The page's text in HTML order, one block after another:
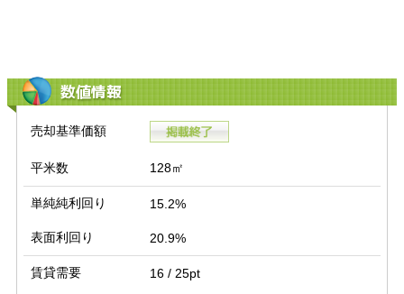
数値情報
売却基準価額
平米数 128㎡
単純純利回り 15.2%
表面利回り 20.9%
賃貸需要 16 / 25pt